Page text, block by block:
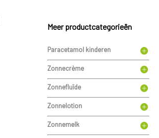
Meer productcategorieën
Paracetamol kinderen
Zonnecrème
Zonnefluïde
Zonnelotion
Zonnemelk